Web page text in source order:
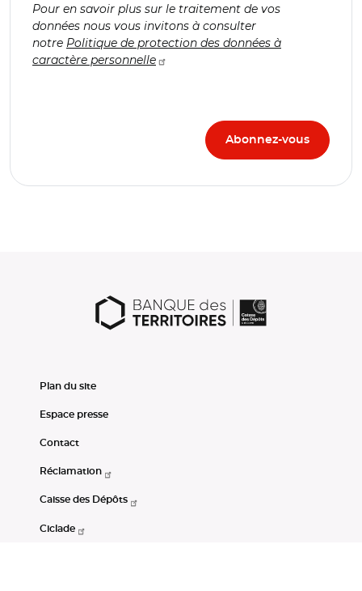
Pour en savoir plus sur le traitement de vos
données nous vous invitons à consulter
notre Politique de protection des données à
caractère personnelle
Plan du site
Espace presse
Contact
Réclamation
Caisse des Dépôts
Ciclade